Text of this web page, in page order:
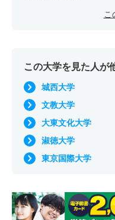
こ
この大学を見た人が
城西大学
文教大学
大東文化大学
淑徳大学
東京国際大学